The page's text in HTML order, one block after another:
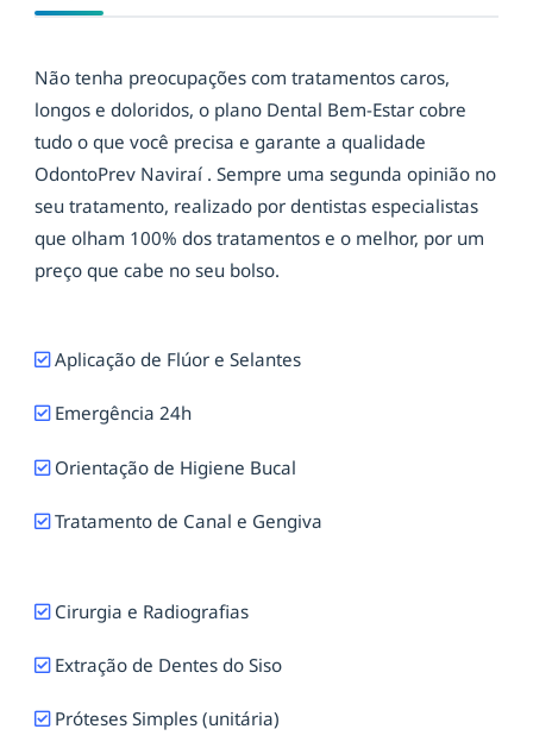
Não tenha preocupações com tratamentos caros,
longos e doloridos, o plano Dental Bem-Estar cobre
tudo o que você precisa e garante a qualidade
OdontoPrev Naviraí . Sempre uma segunda opinião no
seu tratamento, realizado por dentistas especialistas
que olham 100% dos tratamentos e o melhor, por um
preço que cabe no seu bolso.
Aplicação de Flúor e Selantes
Emergência 24h
Orientação de Higiene Bucal
Tratamento de Canal e Gengiva
Cirurgia e Radiografias
Extração de Dentes do Siso
Próteses Simples (unitária)